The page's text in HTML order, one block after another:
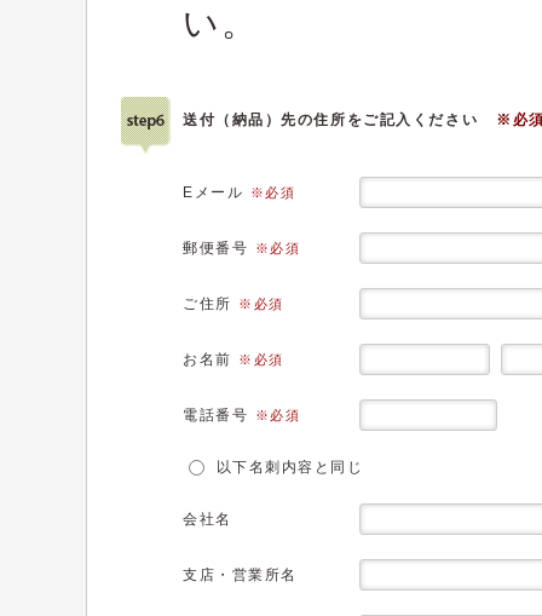
い。
送付（納品）先の住所をご記入ください ※必
Eメール ※必須
郵便番号 ※必須
ご住所 ※必須
お名前 ※必須
電話番号 ※必須
以下名刺内容と同じ
会社名
支店・営業所名